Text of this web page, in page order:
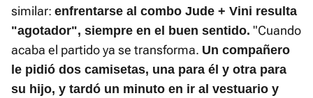
similar: enfrentarse al combo Jude + Vini resulta
"agotador", siempre en el buen sentido. "Cuando
acaba el partido ya se transforma. Un compañero
le pidió dos camisetas, una para él y otra para
su hijo, y tardó un minuto en ir al vestuario y